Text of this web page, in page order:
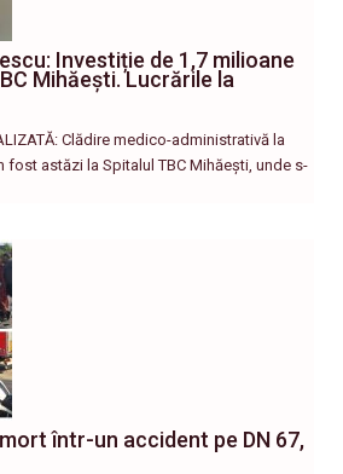
Investiție de 1,7 milioane
Mihăești. Lucrările la
Clădire medico-administrativă la
fost astăzi la Spitalul TBC Mihăești, unde s-
într-un accident pe DN 67,